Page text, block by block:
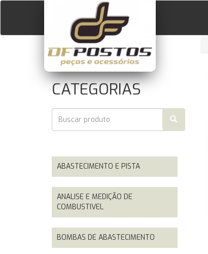
CATEGORIAS
ABASTECIMENTO E PISTA
ANALISE E MEDIÇÃO DE
COMBUSTIVEL
BOMBAS DE ABASTECIMENTO